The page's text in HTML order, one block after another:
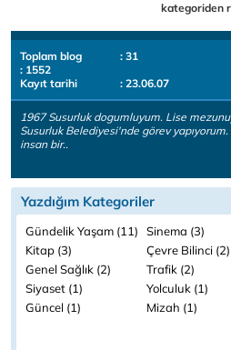
kategoriden
Toplam blog
: 31
: 1552
Kayıt tarihi
: 23.06.07
1967 Susurluk dogumluyum. Lise
Susurluk Belediyesi'nde görev yapıyorum.
insan bir..
Yazdığım Kategoriler
Gündelik Yaşam (11)
Sinema (3)
Kitap (3)
Çevre Bilinci (2)
Genel Sağlık (2)
Trafik (2)
Siyaset (1)
Yolculuk (1)
Güncel (1)
Mizah (1)